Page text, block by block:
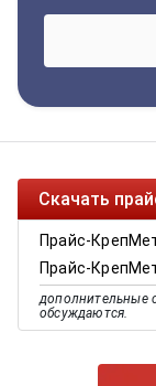
Скачать
Прайс-
Прайс-
дополнительные
обсуждаются.